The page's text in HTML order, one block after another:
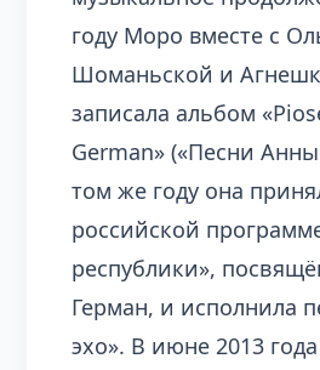
году Моро вместе с
Шоманьской и
записала альбом
German» («Песни
том же году она
российской
республики»,
Герман, и исполнила
эхо». В июне 2013